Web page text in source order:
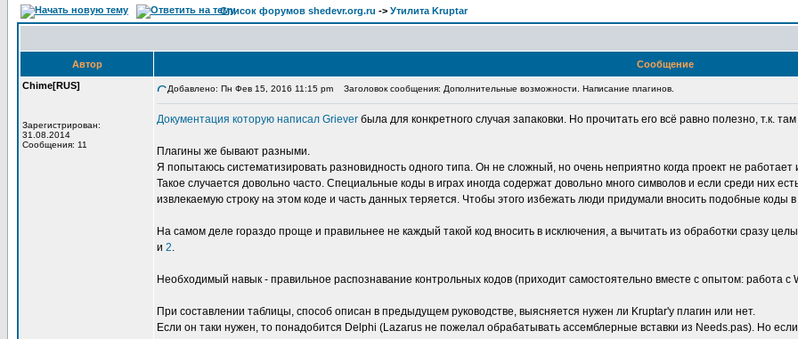
Список форумов shedevr.org.ru -> Утилита Kruptar
Автор
Сообщение
Chime[RUS]
Зарегистрирован:
31.08.2014
Сообщения: 11
Добавлено: Пн Фев 15, 2016 11:15 pm Заголовок сообщения: Дополнительные возможности. Написание плагинов.
Документация которую написал Griever была для конкретного случая запаковки. Но прочитать его всё равно полезно, т.к.
Плагины же бывают разными.
Я попытаюсь систематизировать разновидность одного типа. Он не сложный, но очень неприятно когда проект не
Такое случается довольно часто. Специальные коды в играх иногда содержат довольно много символов и если среди них
извлекаемую строку на этом коде и часть данных теряется. Чтобы этого избежать люди придумали вносить подобные коды
На самом деле гораздо проще и правильнее не каждый такой код вносить в исключения, а вычитать из обработки сразу
и 2.
Необходимый навык - правильное распознавание контрольных кодов (приходит самостоятельно вместе с опытом: работа
При составлении таблицы, способ описан в предыдущем руководстве, выясняется нужен ли Kruptar'у плагин или нет.
Если он таки нужен, то понадобится Delphi (Lazarus не пожелал обрабатывать ассемблерные вставки из Needs.pas). Но